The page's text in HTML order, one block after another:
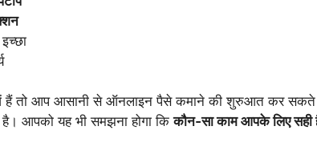
हैं तो आप आसानी से ऑनलाइन पैसे कमाने की शुरुआत कर
है। आपको यह भी समझना होगा किकौन‑सा काम आपके लिए